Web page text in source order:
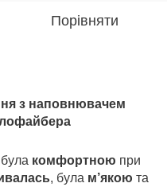
Порівняти
з наповнювачем
комфортною при
, була м’якою та